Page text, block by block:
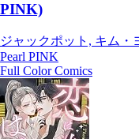
PINK)
ジャックポット, キム・
Pearl PINK
Full Color Comics